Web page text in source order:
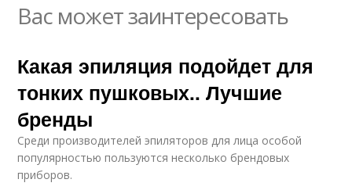
Вас может заинтересовать
Какая эпиляция подойдет для
тонких пушковых.. Лучшие
бренды
Среди производителей эпиляторов для лица особой
популярностью пользуются несколько брендовых
приборов.